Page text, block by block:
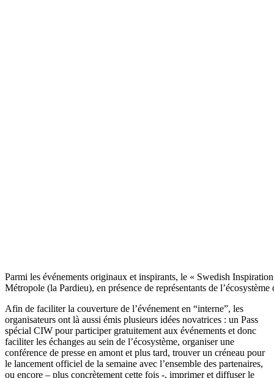
Parmi les événements originaux et inspirants, le « Swedish
Métropole (la Pardieu), en présence de représentants de l’écosystème
Afin de faciliter la couverture de l’événement en “interne”, les
organisateurs ont là aussi émis plusieurs idées novatrices : un Pass
spécial CIW pour participer gratuitement aux événements et donc
faciliter les échanges au sein de l’écosystème, organiser une
conférence de presse en amont et plus tard, trouver un créneau pour
le lancement officiel de la semaine avec l’ensemble des partenaires,
ou encore – plus concrètement cette fois -, imprimer et diffuser le